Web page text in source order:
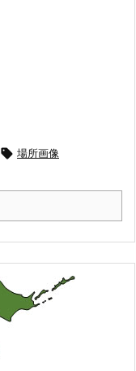
 場所画像